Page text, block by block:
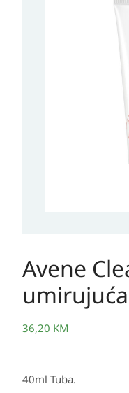
Avene
36,20 KM
40ml Tuba.